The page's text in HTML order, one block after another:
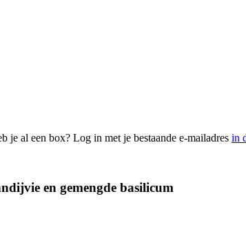
je al een box? Log in met je bestaande e-mailadres in
en gemengde basilicum